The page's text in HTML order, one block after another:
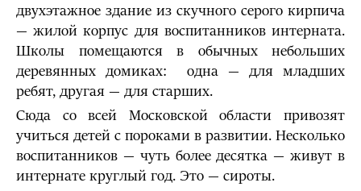
двухэтажное здание из скучного серого кирпича
— жилой корпус для воспитанников интерната.
Школы помещаются в обычных небольших
деревянных домиках: одна — для младших
ребят, другая — для старших.
Сюда со всей Московской области привозят
учиться детей с пороками в развитии. Несколько
воспитанников — чуть более десятка — живут в
интернате круглый год. Это — сироты.